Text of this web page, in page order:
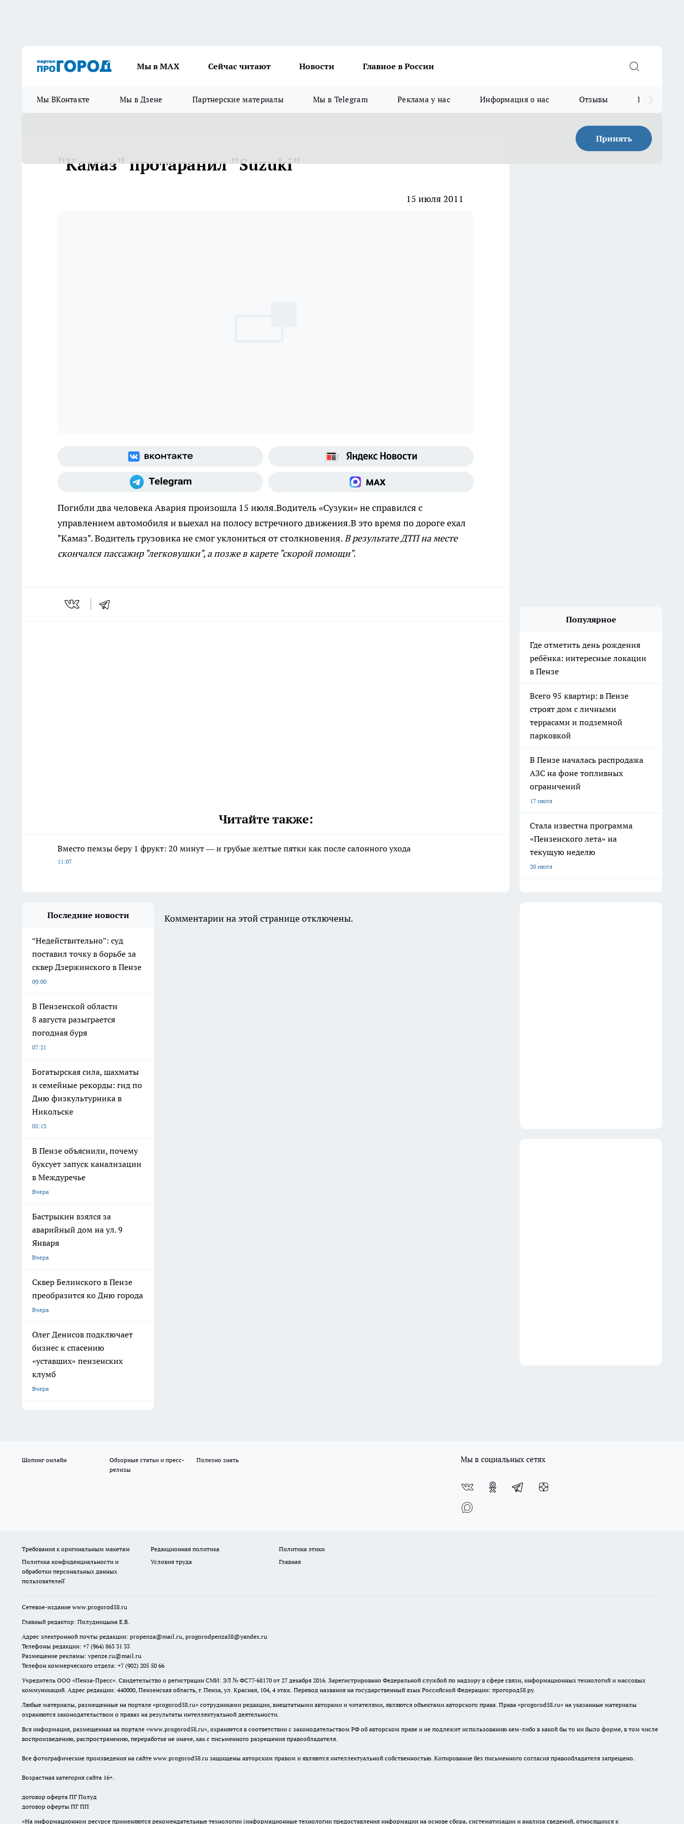
Мы в МАХ Сейчас читают Новости Главное в России
Мы ВКонтакте Мы в Дзене Партнерские материалы Мы в Telegram Реклама у нас Информация о нас Отзывы Прайс для
Принять
"Камаз" протаранил "Suzuki"
15 июля 2011
Погибли два человекаАвария произошла 15 июля.Водитель «Сузуки» не справился с
управлением автомобиля и выехал на полосу встречного движения.В это время по дороге ехал
"Камаз". Водитель грузовика не смог уклониться от столкновения.В результате ДТП на месте
скончался пассажир "легковушки", а позже в карете "скорой помощи".
Читайте также:
Вместо пемзы беру 1 фрукт: 20 минут — и грубые желтые пятки как после салонного ухода
11:07
Популярное
Где отметить день рождения
ребёнка: интересные локации
в Пензе
Всего 95 квартир: в Пензе
строят дом с личными
террасами и подземной
парковкой
В Пензе началась распродажа
АЗС на фоне топливных
ограничений
17 июля
Стала известна программа
«Пензенского лета» на
текущую неделю
20 июля
Последние новости
“Недействительно”: суд
поставил точку в борьбе за
сквер Дзержинского в Пензе
09:00
В Пензенской области
8 августа разыграется
погодная буря
07:21
Богатырская сила, шахматы
и семейные рекорды: гид по
Дню физкультурника в
Никольске
05:13
В Пензе объяснили, почему
буксует запуск канализации
в Междуречье
Вчера
Бастрыкин взялся за
аварийный дом на ул. 9
Января
Вчера
Сквер Белинского в Пензе
преобразится ко Дню города
Вчера
Олег Денисов подключает
бизнес к спасению
«уставших» пензенских
клумб
Вчера
Комментарии на этой странице отключены.
Шопинг онлайн
Обзорные статьи и пресс-
релизы
Полезно знать Мы в социальных сетях
Требования к оригинальным макетам Редакционная политика
Политика этики
Политика конфиденциальности и
обработки персональных данных
пользователей̆
Условия труда Главная
Сетевое-издание www.progorod58.ru
Главный редактор: Полудницына Е.В.
Адрес электронной почты редакции: propenza@mail.ru, progorodpenza58@yandex.ru
Телефоны редакции: +7 (964) 863 31 33
Размещение рекламы: vpenze.ru@mail.ru
Телефон коммерческого отдела: +7 (902) 205 50 66
Учредитель ООО «Пенза-Пресс». Свидетельство о регистрации СМИ: ЭЛ № ФС77-68170 от 27 декабря 2016. Зарегистрировано Федеральной службой по надзору в сфере связи, информационных технологий и массовых
коммуникаций. Адрес редакции: 440000, Пензенская область, г. Пенза, ул. Красная, 104, 4 этаж. Перевод названия на государственный язык Российской Федерации: прогород58.ру.
Любые материалы, размещенные на портале «progorod58.ru» сотрудниками редакции, внештатными авторами и читателями, являются объектами авторского права. Права «progorod58.ru» на указанные материалы
охраняются законодательством о правах на результаты интеллектуальной деятельности.
Вся информация, размещенная на портале «www.progorod58.ru», охраняется в соответствии с законодательством РФ об авторском праве и не подлежит использованию кем-либо в какой бы то ни было форме, в том числе
воспроизведению, распространению, переработке не иначе, как с письменного разрешения правообладателя.
Все фотографические произведения на сайте www.progorod58.ru защищены авторским правом и являются интеллектуальной собственностью. Копирование без письменного согласия правообладателя запрещено.
Возрастная категория сайта 16+.
договор оферта ПГ Полуд
договор оферты ПГ ПП
«На информационном ресурсе применяются рекомендательные технологии (информационные технологии предоставления информации на основе сбора, систематизации и анализа сведений, относящихся к